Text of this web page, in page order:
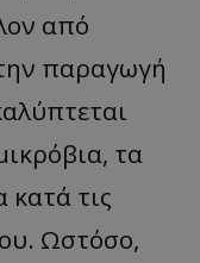
από
παραγωγή
τα
τις
Ωστόσο,